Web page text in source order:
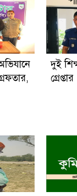
দুই
গ্রেপ্তার